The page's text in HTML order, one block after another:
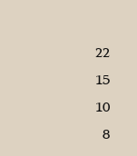
22
15
10
8